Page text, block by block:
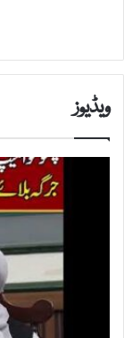
ویڈیوز